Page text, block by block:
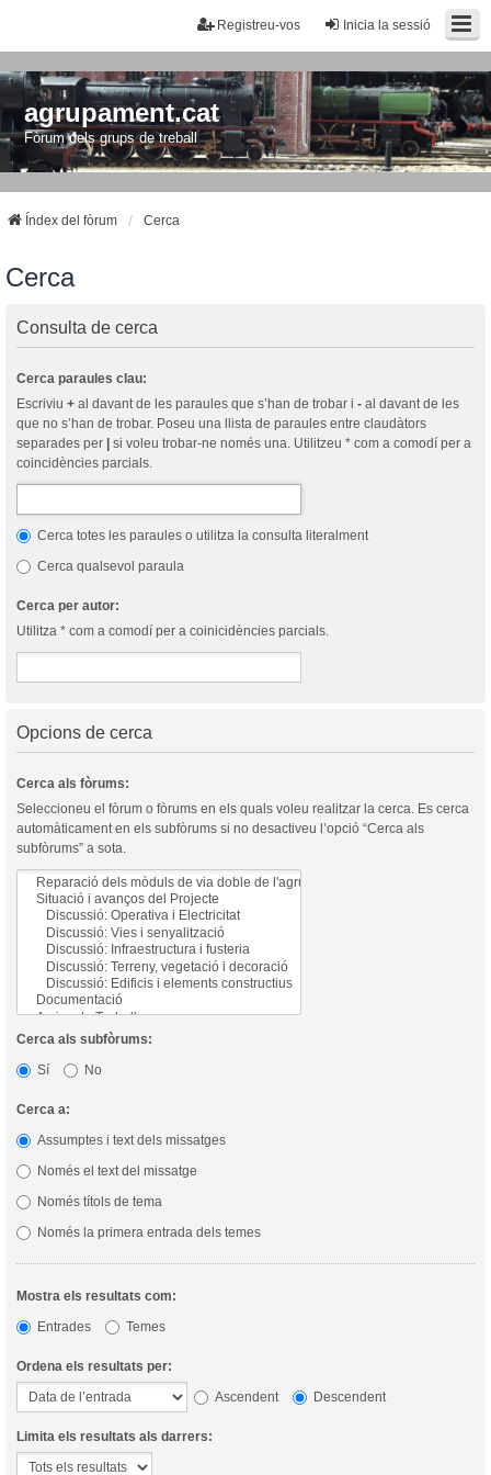
Inicia la sessió
Registreu-vos
agrupament.cat
Fòrum dels grups de treball
Índex del fòrum Cerca
Cerca
Consulta de cerca
Cerca paraules clau:
Escriviu + al davant de les paraules que s’han de trobar i - al davant de les
que no s’han de trobar. Poseu una llista de paraules entre claudàtors
separades per | si voleu trobar-ne només una. Utilitzeu * com a comodí per a
coincidències parcials.
Cerca totes les paraules o utilitza la consulta literalment
Cerca qualsevol paraula
Cerca per autor:
Utilitza * com a comodí per a coinicidències parcials.
Opcions de cerca
Cerca als fòrums:
Seleccioneu el fòrum o fòrums en els quals voleu realitzar la cerca. Es cerca
automàticament en els subfòrums si no desactiveu l’opció “Cerca als
subfòrums” a sota.
Cerca als subfòrums:
Sí
No
Cerca a:
Assumptes i text dels missatges
Només el text del missatge
Només títols de tema
Només la primera entrada dels temes
Mostra els resultats com:
Entrades
Temes
Ordena els resultats per:
Ascendent
Descendent
Limita els resultats als darrers: